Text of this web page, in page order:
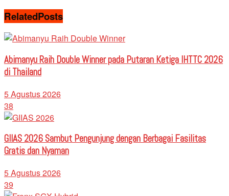
RelatedPosts
Abimanyu Raih Double Winner pada Putaran Ketiga IHTTC 2026
di Thailand
5 Agustus 2026
38
GIIAS 2026 Sambut Pengunjung dengan Berbagai Fasilitas
Gratis dan Nyaman
5 Agustus 2026
39